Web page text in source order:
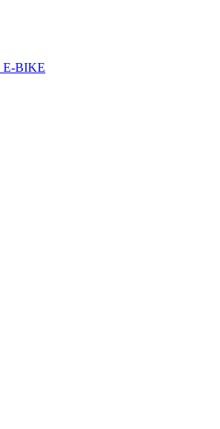
E-BIKE